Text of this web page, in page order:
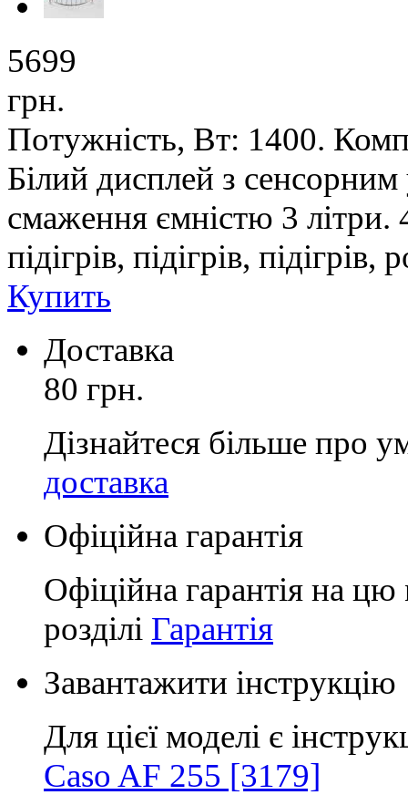
5699
грн.
Потужність, Вт: 1400.
Білий дисплей з
смаження ємністю 3 літри.
підігрів, підігрів,
Купить
Доставка
80 грн.
Дізнайтеся більше про
доставка
Офіційна гарантія
Офіційна гарантія на
розділі Гарантія
Завантажити інструкцію
Для цієї моделі є
Caso AF 255 [3179]